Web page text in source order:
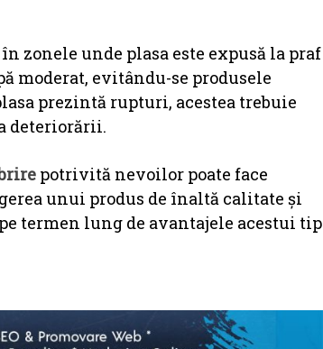
zonele unde plasa este expusă la praf
moderat, evitându-se produsele
prezintă rupturi, acestea trebuie
deteriorării.
potrivită nevoilor poate face
unui produs de înaltă calitate și
termen lung de avantajele acestui tip